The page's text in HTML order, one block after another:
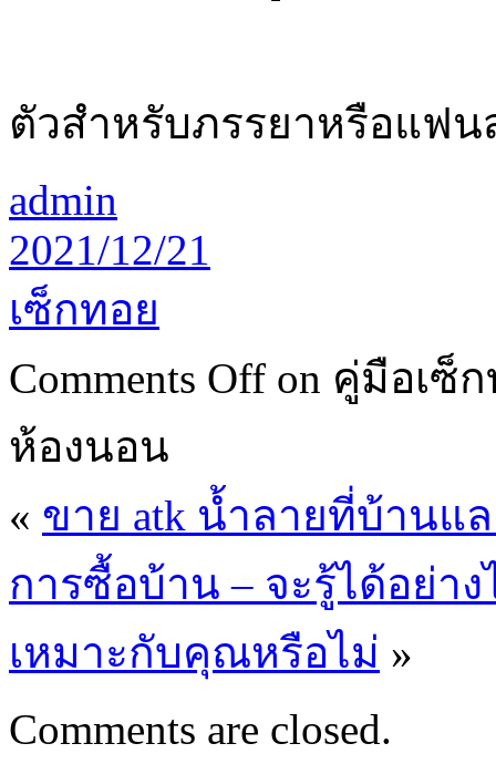
ตัวสำหรับภรรยาหรือแฟน
admin
2021/12/21
เซ็กทอย
Comments Off on คู่มือเซ็
ห้องนอน
« ขาย atk น้ำลายที่บ้านแ
การซื้อบ้าน – จะรู้ได้อย่า
เหมาะกับคุณหรือไม่ »
Comments are closed.